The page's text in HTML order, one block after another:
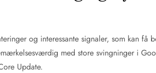
og interessante signaler, som kan få
med store svingninger i
Update.